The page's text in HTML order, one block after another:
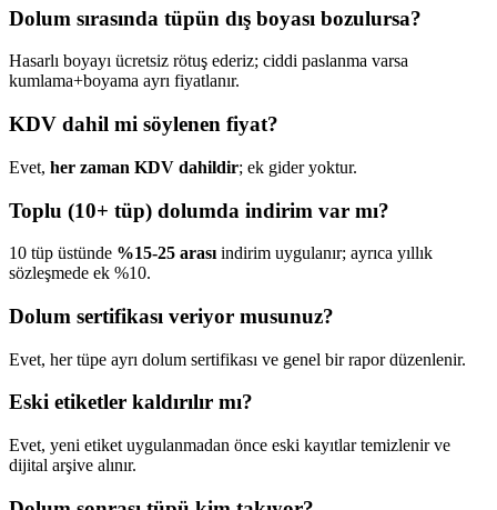
Dolum sırasında tüpün dış boyası bozulursa?
Hasarlı boyayı ücretsiz rötuş ederiz; ciddi paslanma varsa
kumlama+boyama ayrı fiyatlanır.
KDV dahil mi söylenen fiyat?
Evet, her zaman KDV dahildir; ek gider yoktur.
Toplu (10+ tüp) dolumda indirim var mı?
10 tüp üstünde %15-25 arası indirim uygulanır; ayrıca yıllık
sözleşmede ek %10.
Dolum sertifikası veriyor musunuz?
Evet, her tüpe ayrı dolum sertifikası ve genel bir rapor düzenlenir.
Eski etiketler kaldırılır mı?
Evet, yeni etiket uygulanmadan önce eski kayıtlar temizlenir ve
dijital arşive alınır.